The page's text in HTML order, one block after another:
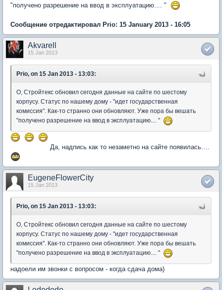
"получено разрешение на ввод в эксплуатацию.... "
Сообщение отредактировал Prio: 15 January 2013 - 16:05
Akvarell
15 Jan 2013
Prio, on 15 Jan 2013 - 13:03:
О, Стройтекс обновил сегодня данные на сайте по шестому
корпусу. Статус по нашему дому - "идет государственная
комиссия". Как-то странно они обновляют. Уже пора бы вешать
"получено разрешение на ввод в эксплуатацию.... "
Да, надпись как то незаметно на сайте появилась….
EugeneFlowerCity
15 Jan 2013
Prio, on 15 Jan 2013 - 13:03:
О, Стройтекс обновил сегодня данные на сайте по шестому
корпусу. Статус по нашему дому - "идет государственная
комиссия". Как-то странно они обновляют. Уже пора бы вешать
"получено разрешение на ввод в эксплуатацию.... "
надоели им звонки с вопросом - когда сдача дома)